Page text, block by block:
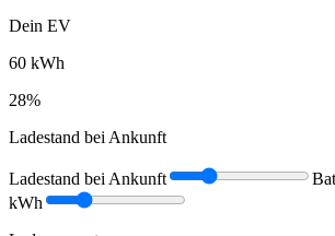
Dein EV
60 kWh
28%
Ladestand bei Ankunft
Ladestand bei Ankunft
kWh